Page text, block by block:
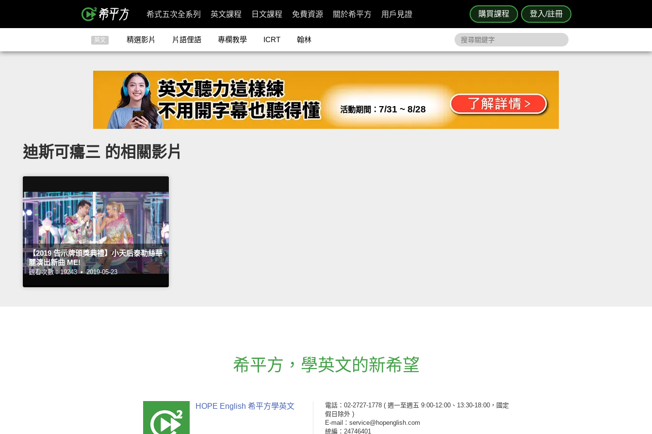
購買課程 登入/註冊
希式五次全系列 英文課程 日文課程 免費資源 關於希平方 用戶見證
英文 精選影片 片語俚語 專欄教學 ICRT 翰林
活動期間： 7/31 ~ 8/28
迪斯可癟三 的相關影片
【2019 告示牌頒獎典禮】小天后泰勒絲華
麗演出新曲 ME!
觀看次數：19243 • 2019-05-23
希平方 ， 學英文的新希望
HOPE English 希平方學英文 電話：02-2727-1778 ( 週一至週五 9:00-12:00、13:30-18:00，國定
假日除外 )
E-mail：service@hopenglish.com
統編：24746401